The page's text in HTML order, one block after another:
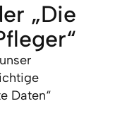
„Die
Daten“